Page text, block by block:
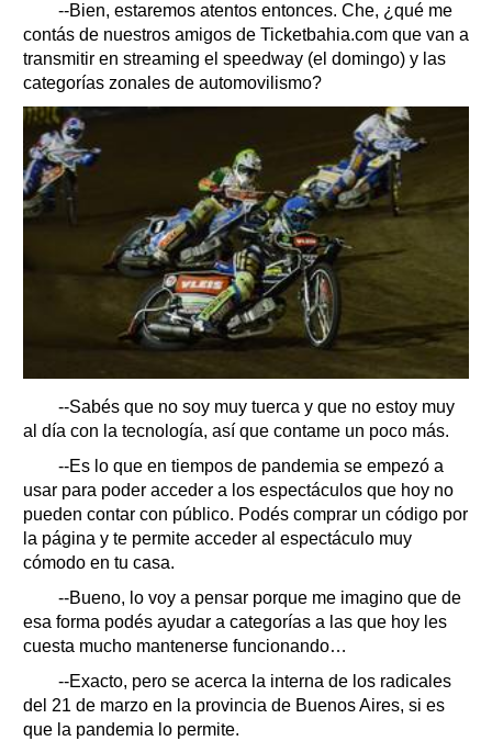
--Bien, estaremos atentos entonces. Che, ¿qué me
contás de nuestros amigos de Ticketbahia.com que van a
transmitir en streaming el speedway (el domingo) y las
categorías zonales de automovilismo?
--Sabés que no soy muy tuerca y que no estoy muy
al día con la tecnología, así que contame un poco más.
--Es lo que en tiempos de pandemia se empezó a
usar para poder acceder a los espectáculos que hoy no
pueden contar con público. Podés comprar un código por
la página y te permite acceder al espectáculo muy
cómodo en tu casa.
--Bueno, lo voy a pensar porque me imagino que de
esa forma podés ayudar a categorías a las que hoy les
cuesta mucho mantenerse funcionando…
--Exacto, pero se acerca la interna de los radicales
del 21 de marzo en la provincia de Buenos Aires, si es
que la pandemia lo permite.